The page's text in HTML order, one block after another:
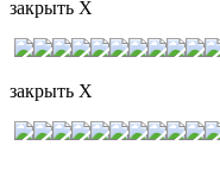
закрыть X
закрыть X